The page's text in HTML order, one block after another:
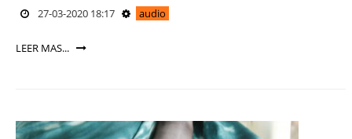
27-03-2020 18:17 audio
LEER MAS...